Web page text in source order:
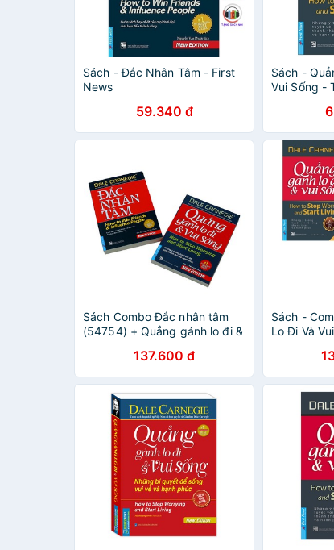
Sách - Đắc Nhân Tâm - First
News
59.340 đ
Sách -
Vui Sống -
Sách Combo Đắc nhân tâm
(54754) + Quẳng gánh lo đi &
137.600 đ
Sách -
Lo Đi Và